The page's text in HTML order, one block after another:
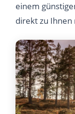
einem
direkt zu Ihnen